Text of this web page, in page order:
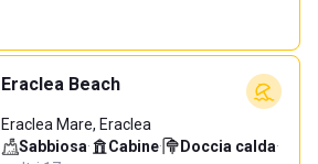
Eraclea Beach
Eraclea Mare, Eraclea
Sabbiosa· Cabine· Doccia calda·